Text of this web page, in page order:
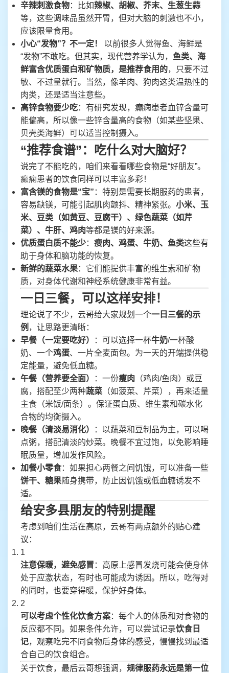
辛辣刺激食物：比如辣椒、胡椒、芥末、生葱生蒜
等，这些调味品虽然开胃，但对大脑的刺激也不小，
应该限量食用。
小心“发物”？不一定！
以前很多人觉得鱼、海鲜是
“发物”不敢吃。但其实，现代营养学认为， 鱼类、海
鲜富含优质蛋白和矿物质，是推荐食用的，只要不过
敏、不过量就行。当然，像羊肉、狗肉这类温热性的
肉类，还是适当注意些。
高锌食物要少吃：有研究发现，癫痫患者血锌含量可
能偏高，所以像一些锌含量高的食物（如某些坚果、
贝壳类海鲜）可以适当控制摄入。
“推荐食谱”：吃什么对大脑好？
说完了不能吃的，咱们来看看哪些食物是“好朋友”。
癫痫患者的饮食同样可以丰富多彩！
富含镁的食物是“宝” ：特别是需要长期服药的患者，
容易缺镁，可能引起肌肉颤抖、精神紧张。 小米、玉
米、豆类（如黄豆、豆腐干）、绿色蔬菜（如芹
菜）、牛肝、鸡肉等都是镁的好来源。
优质蛋白质不能少： 瘦肉、鸡蛋、牛奶、鱼类这些有
助于身体和脑功能的恢复。
新鲜的蔬菜水果：它们能提供丰富的维生素和矿物
质，对身体代谢和神经系统健康非常有益。
一日三餐，可以这样安排！
理论说了不少，云哥给大家规划一个一日三餐的示
例 ，让思路更清晰：
早餐（一定要吃好）
：可以选择一杯牛奶/一杯酸
奶、一个鸡蛋、一片全麦面包。为一天的开端提供稳
定能量，避免低血糖。
午餐（营养要全面）
：一份瘦肉 （鸡肉/鱼肉）或豆
腐，搭配至少两种蔬菜 （如菠菜、芹菜），再来适量
主食（米饭/面条）。保证蛋白质、维生素和碳水化
合物的均衡摄入。
晚餐（清淡易消化）
：以蔬菜和豆制品为主，可以喝
点粥，搭配清淡的炒菜。晚餐不宜过饱，以免影响睡
眠质量，增加发作风险。
加餐小零食：如果担心两餐之间饥饿，可以准备一些
饼干、糖果随身携带，防止因饥饿或低血糖诱发不
适。
给安多县朋友的特别提醒
考虑到咱们生活在高原，云哥有两点额外的贴心建
议：
1
注意保暖，避免感冒 ：高原上感冒发烧可能会使身体
处于应激状态，有时也可能成为诱因。所以，吃得对
的同时，也要穿得暖，保护好身体。
2
可以考虑个性化饮食方案：每个人的体质和对食物的
反应都不同。如果条件允许，可以尝试记录饮食日
记，观察吃完不同食物后身体的感受，慢慢找到最适
合自己的饮食组合。
关于饮食，最后云哥想强调， 规律服药永远是第一位